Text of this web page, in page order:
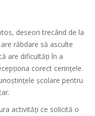
deseori trecând de la
răbdare să asculte
are dificultăți în a
corect cerinţele.
școlare pentru
activități ce solicită o